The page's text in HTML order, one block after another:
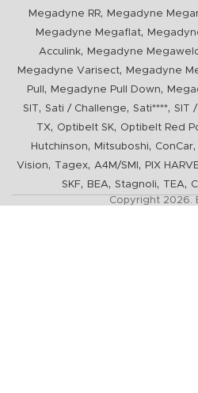
Megadyne RR, Megadyne
Megadyne Megaflat,
Acculink, Megadyne
Megadyne Varisect, Megadyne
Pull
, Megadyne Pull Down,
SIT , Sati / Challenge, Sati****, SIT
TX, Optibelt SK, Optibelt Red
Hutchinson, Mitsuboshi, ConCar,
Vision, Tagex, A4M/SMI , PIX
SKF, BEA, Stagnoli, TEA,
Copyright 2026.